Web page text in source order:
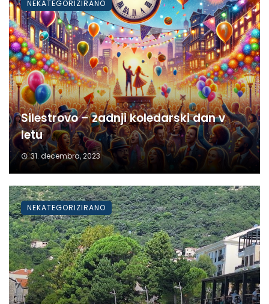
Silestrovo – zadnji koledarski dan v
letu
31. decembra, 2023
NEKATEGORIZIRANO
NEKATEGORIZIRANO